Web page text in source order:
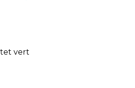
vert